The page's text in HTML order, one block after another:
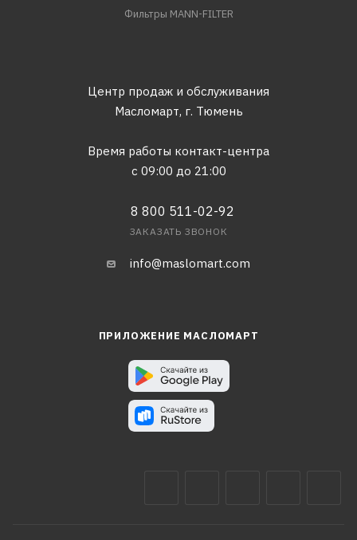
Фильтры MANN-FILTER
Центр продаж и обслуживания
Масломарт, г. Тюмень
Время работы контакт-центра
с 09:00 до 21:00
8 800 511-02-92
ЗАКАЗАТЬ ЗВОНОК
info@maslomart.com
ПРИЛОЖЕНИЕ МАСЛОМАРТ